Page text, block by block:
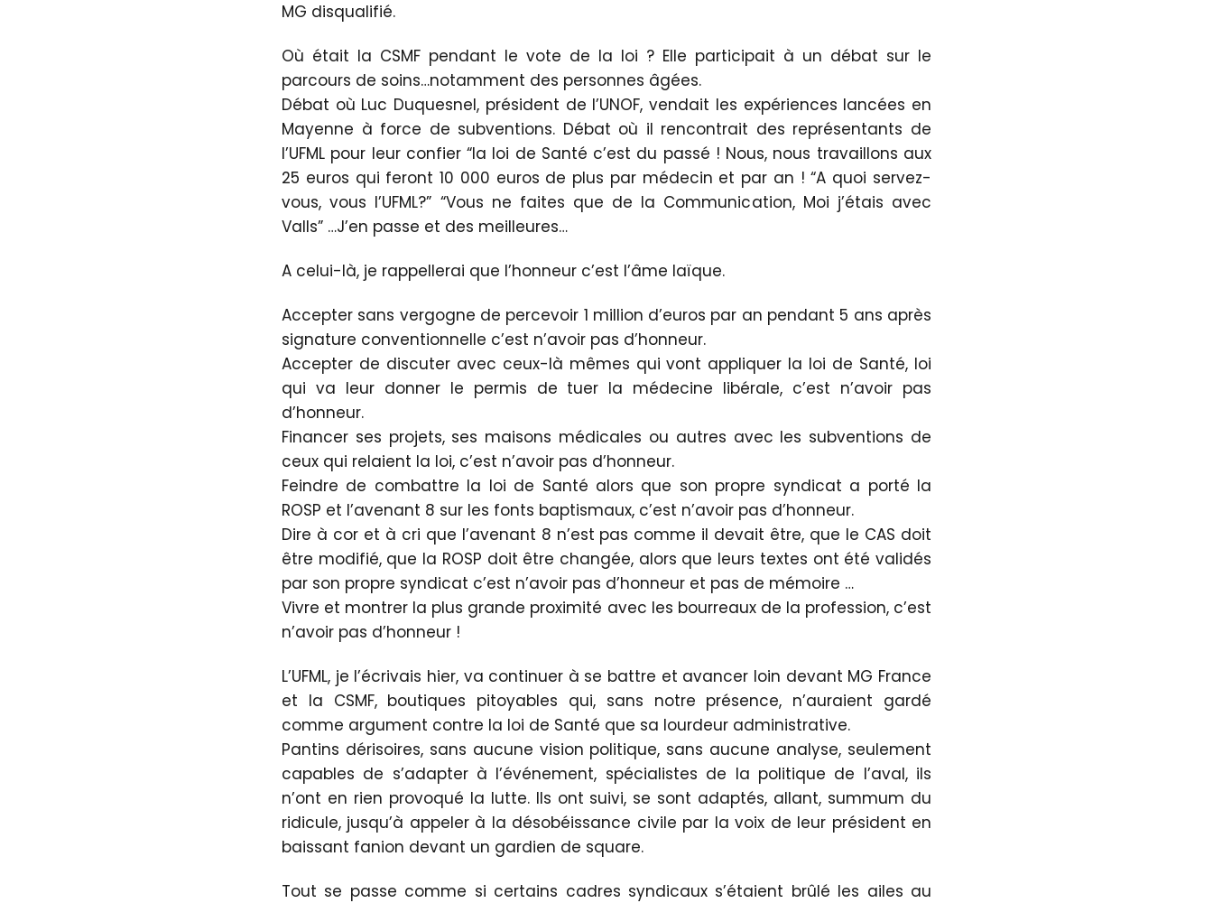
MG disqualifié.
Où était la CSMF pendant le vote de la loi ? Elle participait à un débat sur le
parcours de soins…notamment des personnes âgées.
Débat où Luc Duquesnel, président de l’UNOF, vendait les expériences lancées en
Mayenne à force de subventions. Débat où il rencontrait des représentants de
l’UFML pour leur confier “la loi de Santé c’est du passé ! Nous, nous travaillons aux
25 euros qui feront 10 000 euros de plus par médecin et par an ! “A quoi servez-
vous, vous l’UFML?” “Vous ne faites que de la Communication, Moi j’étais avec
Valls” …J’en passe et des meilleures…
A celui-là, je rappellerai que l’honneur c’est l’âme laïque.
Accepter sans vergogne de percevoir 1 million d’euros par an pendant 5 ans après
signature conventionnelle c’est n’avoir pas d’honneur.
Accepter de discuter avec ceux-là mêmes qui vont appliquer la loi de Santé, loi
qui va leur donner le permis de tuer la médecine libérale, c’est n’avoir pas
d’honneur.
Financer ses projets, ses maisons médicales ou autres avec les subventions de
ceux qui relaient la loi, c’est n’avoir pas d’honneur.
Feindre de combattre la loi de Santé alors que son propre syndicat a porté la
ROSP et l’avenant 8 sur les fonts baptismaux, c’est n’avoir pas d’honneur.
Dire à cor et à cri que l’avenant 8 n’est pas comme il devait être, que le CAS doit
être modifié, que la ROSP doit être changée, alors que leurs textes ont été validés
par son propre syndicat c’est n’avoir pas d’honneur et pas de mémoire …
Vivre et montrer la plus grande proximité avec les bourreaux de la profession, c’est
n’avoir pas d’honneur !
L’UFML, je l’écrivais hier, va continuer à se battre et avancer loin devant MG France
et la CSMF, boutiques pitoyables qui, sans notre présence, n’auraient gardé
comme argument contre la loi de Santé que sa lourdeur administrative.
Pantins dérisoires, sans aucune vision politique, sans aucune analyse, seulement
capables de s’adapter à l’événement, spécialistes de la politique de l’aval, ils
n’ont en rien provoqué la lutte. Ils ont suivi, se sont adaptés, allant, summum du
ridicule, jusqu’à appeler à la désobéissance civile par la voix de leur président en
baissant fanion devant un gardien de square.
Tout se passe comme si certains cadres syndicaux s’étaient brûlé les ailes au